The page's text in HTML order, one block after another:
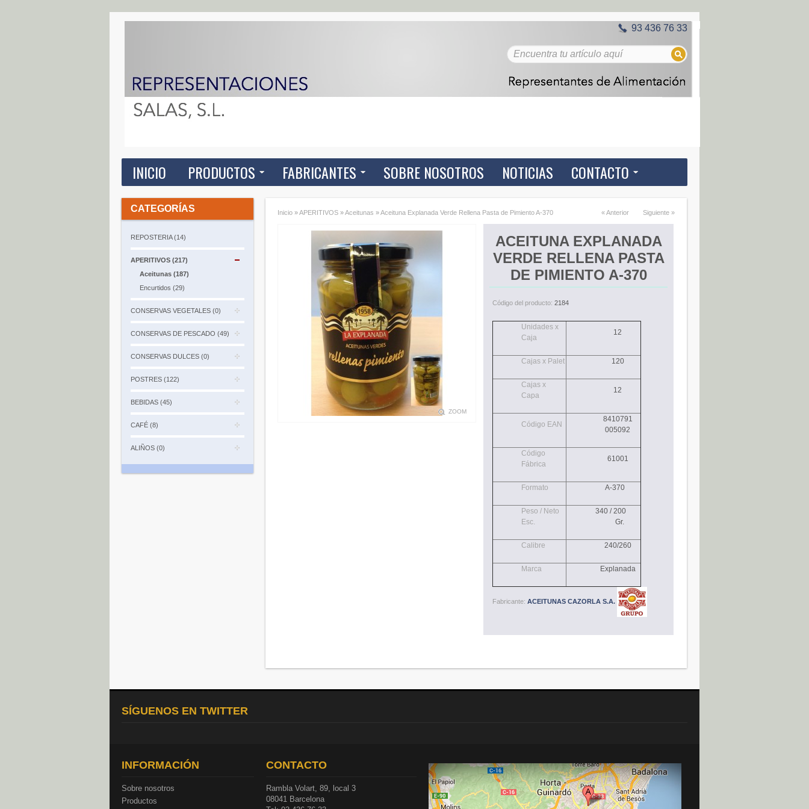
93 436 76 33
INICIO PRODUCTOS FABRICANTES SOBRE NOSOTROS NOTICIAS CONTACTO
CATEGORÍAS
REPOSTERIA (14)
APERITIVOS (217)
Aceitunas (187)
Encurtidos (29)
CONSERVAS VEGETALES (0)
CONSERVAS DE PESCADO (49)
CONSERVAS DULCES (0)
POSTRES (122)
BEBIDAS (45)
CAFÉ (8)
ALIÑOS (0)
Inicio »APERITIVOS »Aceitunas »Aceituna Explanada Verde Rellena Pasta de Pimiento A-370 « Anterior Siguiente »
ZOOM
ACEITUNA EXPLANADA
VERDE RELLENA PASTA
DE PIMIENTO A-370
Código del producto: 2184
Unidades x
Caja
12
Cajas x Palet 120
Cajas x
Capa
12
Código EAN
8410791
005092
Código
Fábrica
61001
Formato A-370
Peso / Neto
Esc.
340 / 200
Gr.
Calibre 240/260
Marca Explanada
Fabricante: ACEITUNAS CAZORLA S.A.
SÍGUENOS EN TWITTER
INFORMACIÓN
Sobre nosotros
Productos
CONTACTO
Rambla Volart, 89, local 3
08041 Barcelona